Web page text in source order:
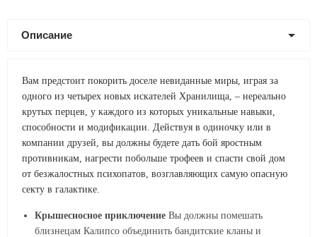
Описание
Вам предстоит покорить доселе невиданные миры, играя за
одного из четырех новых искателей Хранилища, – нереально
крутых перцев, у каждого из которых уникальные навыки,
способности и модификации. Действуя в одиночку или в
компании друзей, вы должны будете дать бой яростным
противникам, нагрести побольше трофеев и спасти свой дом
от безжалостных психопатов, возглавляющих самую опасную
секту в галактике.
Крышесносное приключение Вы должны помешать
близнецам Калипсо объединить бандитские кланы и